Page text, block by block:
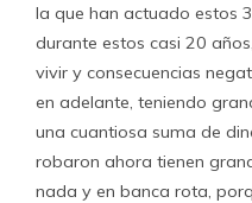
la que han actuado estos
durante estos casi 20
vivir y consecuencias
en adelante, teniendo
una cuantiosa suma de
robaron ahora tienen
nada y en banca rota,